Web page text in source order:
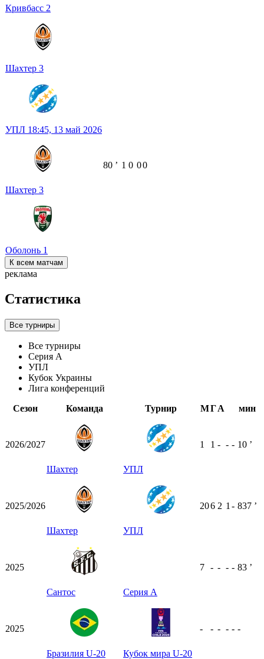
Кривбасс 2
Шахтер 3
УПЛ 18:45, 13 май 2026
Шахтер 3
Оболонь 1
80 ʼ 1 0 00
К всем матчам
реклама
Статистика
Все турниры
Все турниры
Серия А
УПЛ
Кубок Украины
Лига конференций
Сезон
Команда Турнир МГА мин
2026/2027
Шахтер УПЛ
1 1 - - - 10 ʼ
2025/2026
Шахтер УПЛ
206 2 1 - 837 ʼ
2025
Сантос Серия А
7 - - - - 83 ʼ
2025
Бразилия U-20 Кубок мира U-20
- - - - - -